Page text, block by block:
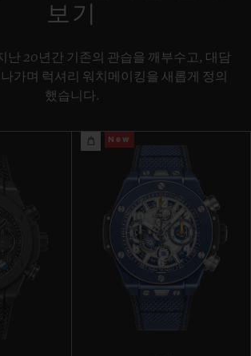
보기
난 20년간 기존의 관습을 깨부수고, 대담
가며 럭셔리 워치메이킹을 새롭게 정의
했습니다.
New